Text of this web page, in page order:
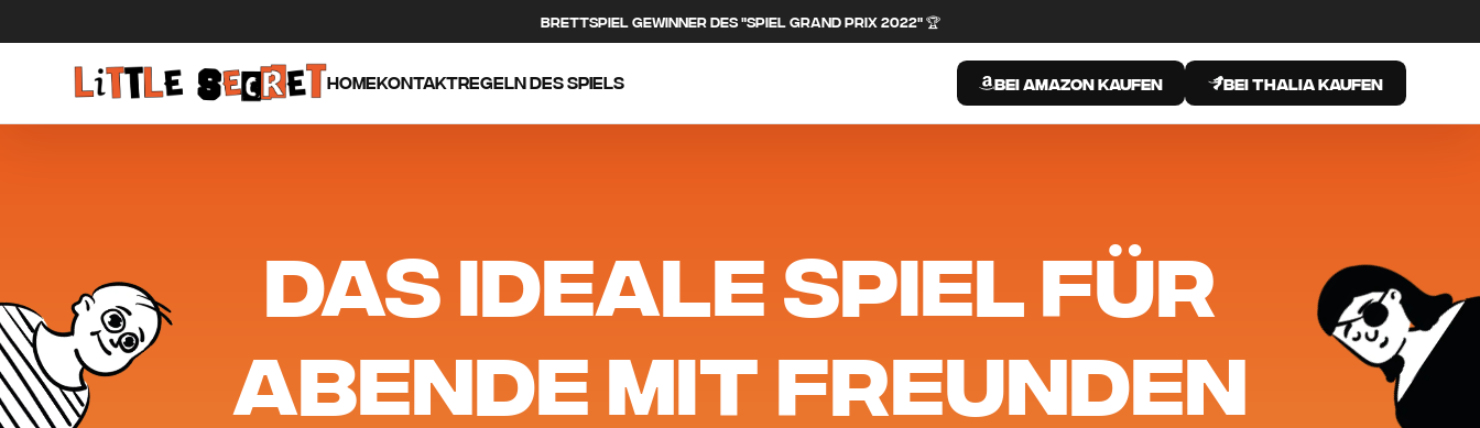
BRETTSPIEL GEWINNER DES "SPIEL GRAND PRIX 2022" 🏆
HOMEKONTAKTREGELN DES SPIELS BEI AMAZONKAUFEN BEI THALIA KAUFEN
DAS IDEALE SPIEL FÜR
ABENDE MIT FREUNDEN